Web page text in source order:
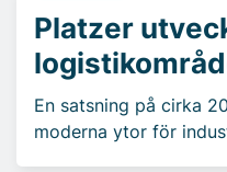
Platzer
En satsning på cirka
moderna ytor för